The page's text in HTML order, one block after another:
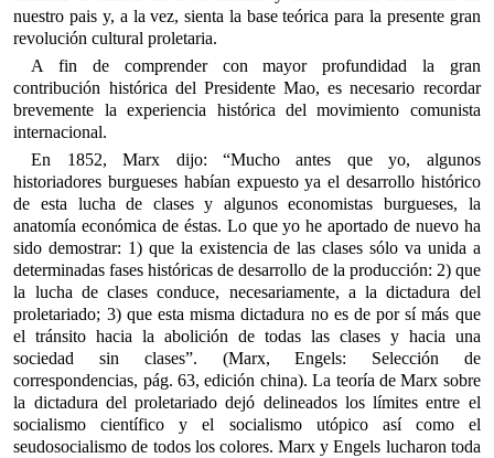
nuestro pais y, a la vez, sienta la base teórica para la presente gran
revolución cultural proletaria.
A fin de comprender con mayor profundidad la gran
contribución histórica del Presidente Mao, es necesario recordar
brevemente la experiencia histórica del movimiento comunista
internacional.
En 1852, Marx dijo: “Mucho antes que yo, algunos
historiadores burgueses habían expuesto ya el desarrollo histórico
de esta lucha de clases y algunos economistas burgueses, la
anatomía económica de éstas. Lo que yo he aportado de nuevo ha
sido demostrar: 1) que la existencia de las clases sólo va unida a
determinadas fases históricas de desarrollo de la producción: 2) que
la lucha de clases conduce, necesariamente, a la dictadura del
proletariado; 3) que esta misma dictadura no es de por sí más que
el tránsito hacia la abolición de todas las clases y hacia una
sociedad sin clases”. (Marx, Engels: Selección de
correspondencias, pág. 63, edición china). La teoría de Marx sobre
la dictadura del proletariado dejó delineados los límites entre el
socialismo científico y el socialismo utópico así como el
seudosocialismo de todos los colores. Marx y Engels lucharon toda